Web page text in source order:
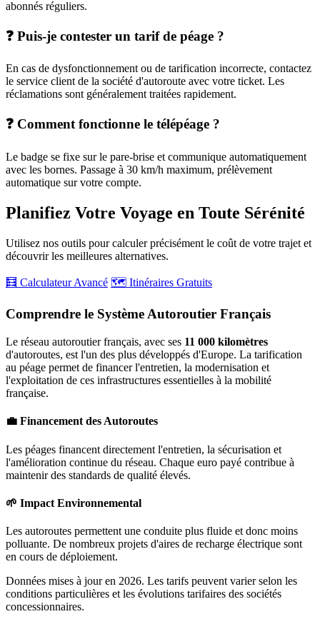
abonnés réguliers.
❓ Puis-je contester un tarif de péage ?
En cas de dysfonctionnement ou de tarification incorrecte, contactez
le service client de la société d'autoroute avec votre ticket. Les
réclamations sont généralement traitées rapidement.
❓ Comment fonctionne le télépéage ?
Le badge se fixe sur le pare-brise et communique automatiquement
avec les bornes. Passage à 30 km/h maximum, prélèvement
automatique sur votre compte.
Planifiez Votre Voyage en Toute Sérénité
Utilisez nos outils pour calculer précisément le coût de votre trajet et
découvrir les meilleures alternatives.
🧮 Calculateur Avancé 🗺️ Itinéraires Gratuits
Comprendre le Système Autoroutier Français
Le réseau autoroutier français, avec ses 11 000 kilomètres
d'autoroutes, est l'un des plus développés d'Europe. La tarification
au péage permet de financer l'entretien, la modernisation et
l'exploitation de ces infrastructures essentielles à la mobilité
française.
💼 Financement des Autoroutes
Les péages financent directement l'entretien, la sécurisation et
l'amélioration continue du réseau. Chaque euro payé contribue à
maintenir des standards de qualité élevés.
🌱 Impact Environnemental
Les autoroutes permettent une conduite plus fluide et donc moins
polluante. De nombreux projets d'aires de recharge électrique sont
en cours de déploiement.
Données mises à jour en 2026. Les tarifs peuvent varier selon les
conditions particulières et les évolutions tarifaires des sociétés
concessionnaires.